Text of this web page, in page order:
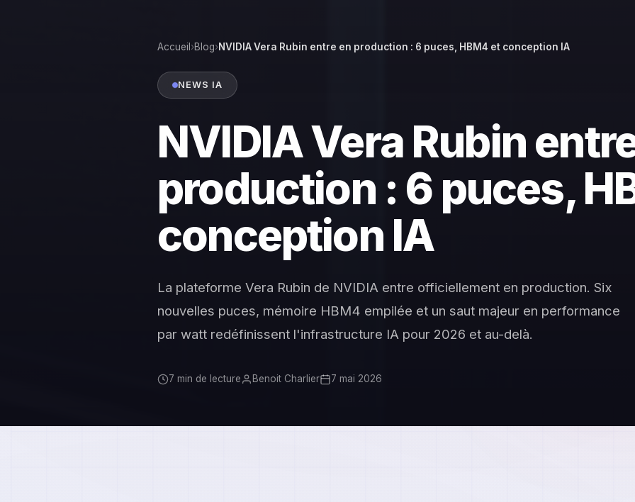
Accueil ›Blog›NVIDIA Vera Rubin entre en production : 6 puces, HBM4 et conception IA
NEWS IA
NVIDIA Vera Rubin
production : 6 puces,
conception IA
La plateforme Vera Rubin de NVIDIA entre officiellement en production. Six
nouvelles puces, mémoire HBM4 empilée et un saut majeur en performance
par watt redéfinissent l'infrastructure IA pour 2026 et au-delà.
7 min de lecture Benoit Charlier 7 mai 2026